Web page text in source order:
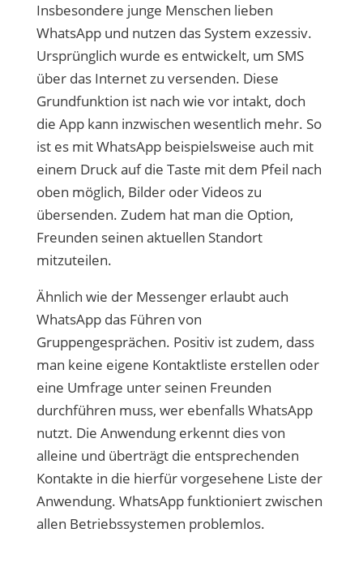
Insbesondere junge Menschen lieben
WhatsApp und nutzen das System exzessiv.
Ursprünglich wurde es entwickelt, um SMS
über das Internet zu versenden. Diese
Grundfunktion ist nach wie vor intakt, doch
die App kann inzwischen wesentlich mehr. So
ist es mit WhatsApp beispielsweise auch mit
einem Druck auf die Taste mit dem Pfeil nach
oben möglich, Bilder oder Videos zu
übersenden. Zudem hat man die Option,
Freunden seinen aktuellen Standort
mitzuteilen.
Ähnlich wie der Messenger erlaubt auch
WhatsApp das Führen von
Gruppengesprächen. Positiv ist zudem, dass
man keine eigene Kontaktliste erstellen oder
eine Umfrage unter seinen Freunden
durchführen muss, wer ebenfalls WhatsApp
nutzt. Die Anwendung erkennt dies von
alleine und überträgt die entsprechenden
Kontakte in die hierfür vorgesehene Liste der
Anwendung. WhatsApp funktioniert zwischen
allen Betriebssystemen problemlos.